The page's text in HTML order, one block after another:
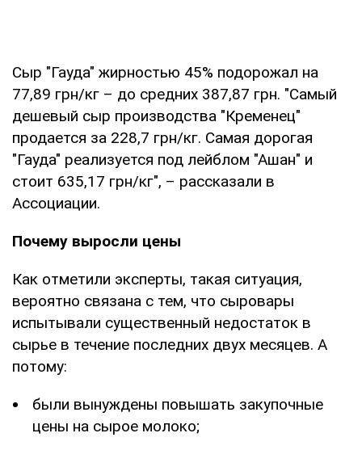
Сыр "Гауда" жирностью 45% подорожал на
77,89 грн/кг – до средних 387,87 грн. "Самый
дешевый сыр производства "Кременец"
продается за 228,7 грн/кг. Самая дорогая
"Гауда" реализуется под лейблом "Ашан" и
стоит 635,17 грн/кг", – рассказали в
Ассоциации.
Почему выросли цены
Как отметили эксперты, такая ситуация,
вероятно связана с тем, что сыровары
испытывали существенный недостаток в
сырье в течение последних двух месяцев. А
потому:
были вынуждены повышать закупочные
цены на сырое молоко;